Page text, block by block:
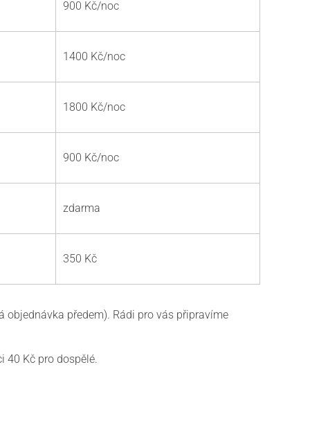
900 Kč/noc
1400 Kč/noc
1800 Kč/noc
900 Kč/noc
zdarma
350 Kč
předem). Rádi pro vás připravíme
40 Kč pro dospělé.